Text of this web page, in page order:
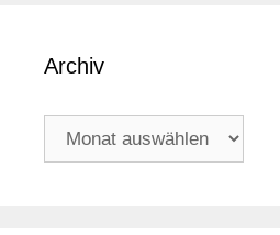
Archiv
Archiv